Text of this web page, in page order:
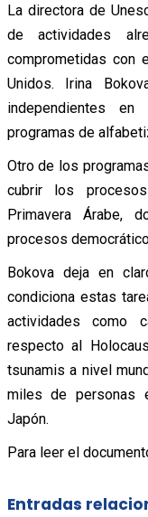
La directora de
de actividades
comprometidas con
Unidos. Irina
independientes
programas de
Otro de los
cubrir los
Primavera Árabe,
procesos
Bokova deja en
condiciona estas
actividades como
respecto al
tsunamis a nivel
miles de personas
Japón.
Para leer el
Entradas